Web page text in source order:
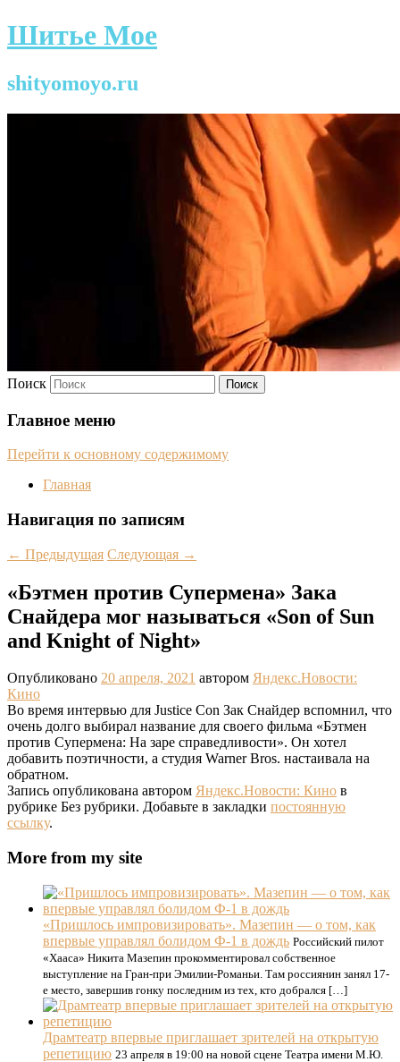
Шитье Мое
shityomoyo.ru
Поиск
Главное меню
Перейти к основному содержимому
Главная
Навигация по записям
← Предыдущая Следующая →
«Бэтмен против Супермена» Зака
Снайдера мог называться «Son of Sun
and Knight of Night»
Опубликовано 20 апреля, 2021 автором Яндекс.Новости:
Кино
Во время интервью для Justice Con Зак Снайдер вспомнил, что
очень долго выбирал название для своего фильма «Бэтмен
против Супермена: На заре справедливости». Он хотел
добавить поэтичности, а студия Warner Bros. настаивала на
обратном.
Запись опубликована автором Яндекс.Новости: Кино в
рубрике Без рубрики. Добавьте в закладки постоянную
ссылку.
More from my site
«Пришлось импровизировать». Мазепин — о том, как
впервые управлял болидом Ф-1 в дождь Российский пилот
«Хааса» Никита Мазепин прокомментировал собственное
выступление на Гран-при Эмилии-Романьи. Там россиянин занял 17-
е место, завершив гонку последним из тех, кто добрался […]
Драмтеатр впервые приглашает зрителей на открытую
репетицию 23 апреля в 19:00 на новой сцене Театра имени М.Ю.